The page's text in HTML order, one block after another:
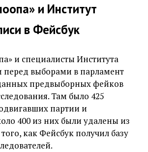
и Институт
в Фейсбук
и специалисты Института
выборами в парламент
предвыборных фейков
Там было 425
партии и
400 из них были удалены из
как Фейсбук получил базу